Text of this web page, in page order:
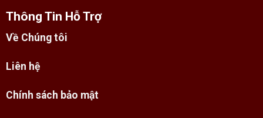
Thông Tin Hỗ Trợ
Về Chúng tôi
Liên hệ
Chính sách bảo mật